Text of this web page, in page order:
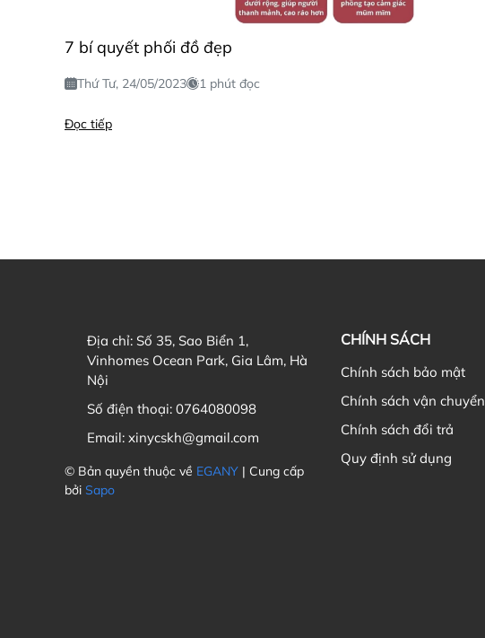
7 bí quyết phối đồ đẹp
Thứ Tư, 24/05/2023 1 phút đọc
Đọc tiếp
Địa chỉ: Số 35, Sao Biển 1,
Vinhomes Ocean Park, Gia Lâm, Hà
Nội
Số điện thoại: 0764080098
Email: xinycskh@gmail.com
© Bản quyền thuộc về EGANY | Cung cấp
bởi Sapo
CHÍNH SÁCH
Chính sách bảo mật
Chính sách vận chuyển
Chính sách đổi trả
Quy định sử dụng